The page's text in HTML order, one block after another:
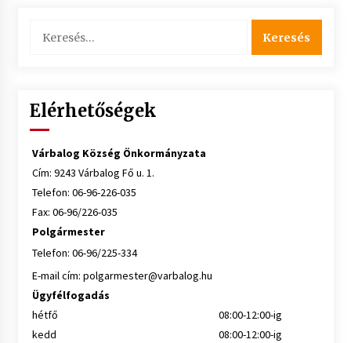
Elérhetőségek
Várbalog Község Önkormányzata
Cím: 9243 Várbalog Fő u. 1.
Telefon: 06-96-226-035
Fax: 06-96/226-035
Polgármester
Telefon: 06-96/225-334
E-mail cím: polgarmester@varbalog.hu
Ügyfélfogadás
hétfő
08:00-12:00-ig
kedd
08:00-12:00-ig